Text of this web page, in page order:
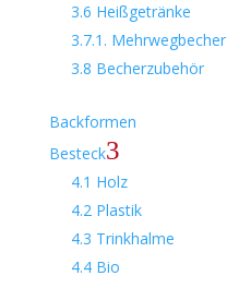
3.6 Heißgetränke
3.7.1. Mehrwegbecher
3.8 Becherzubehör
Backformen
Besteck3
4.1 Holz
4.2 Plastik
4.3 Trinkhalme
4.4 Bio